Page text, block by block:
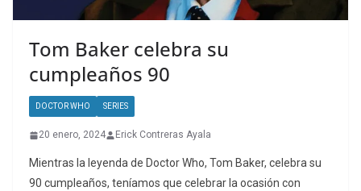
Tom Baker celebra su
cumpleaños 90
DOCTOR WHO SERIES
20 enero, 2024 Erick Contreras Ayala
Mientras la leyenda de Doctor Who, Tom Baker, celebra su
90 cumpleaños, teníamos que celebrar la ocasión con